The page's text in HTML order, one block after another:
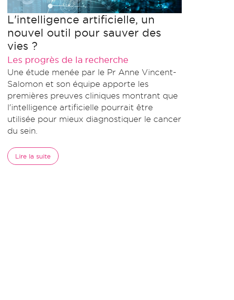
L'intelligence artificielle, un
nouvel outil pour sauver des
vies ?
Les progrès de la recherche
Une étude menée par le Pr Anne Vincent-
Salomon et son équipe apporte les
premières preuves cliniques montrant que
l'intelligence artificielle pourrait être
utilisée pour mieux diagnostiquer le cancer
du sein.
Lire la suite